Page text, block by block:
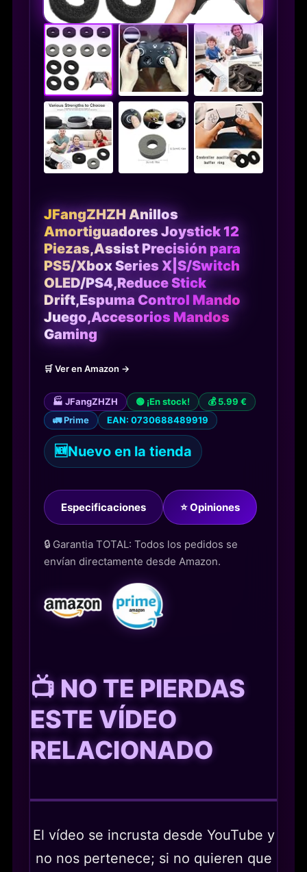
JFangZHZH Anillos
Amortiguadores Joystick 12
Piezas,Assist Precisión para
PS5/Xbox Series X|S/Switch
OLED/PS4,Reduce Stick
Drift,Espuma Control Mando
Juego,Accesorios Mandos
Gaming
🛒 Ver en Amazon →
🏭 JFangZHZH 🟢 ¡En stock!
💰 5.99 €
🚛 Prime
EAN: 0730688489919
🆕Nuevo en la tienda
Especificaciones ⭐ Opiniones
🔒 Garantia TOTAL: Todos los pedidos se
envían directamente desde Amazon.
📺 NO TE PIERDAS
ESTE VÍDEO
RELACIONADO
El vídeo se incrusta desde YouTube y
no nos pertenece; si no quieren que